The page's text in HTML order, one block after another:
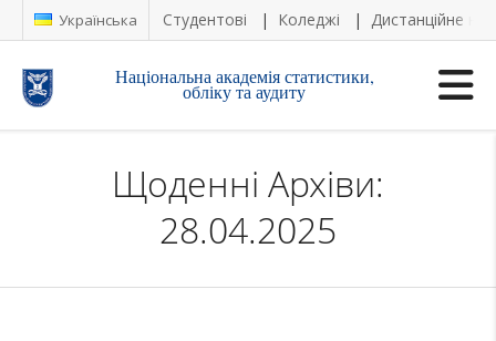
Українська Студентові Коледжі Дистанційне
Національна академія статистики,
обліку та аудиту
Щоденні Архіви:
28.04.2025